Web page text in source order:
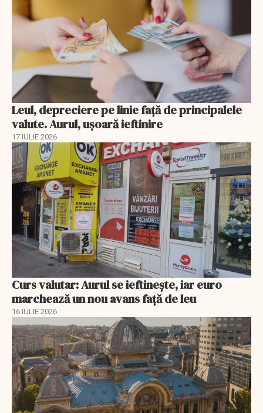
Leul, depreciere pe linie faţă de principalele
valute. Aurul, uşoară ieftinire
17 IULIE 2026
Curs valutar: Aurul se ieftinește, iar euro
marchează un nou avans faţă de leu
16 IULIE 2026